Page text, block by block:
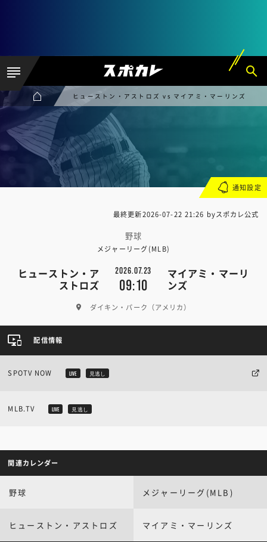
ヒューストン・アストロズ vs マイアミ・マーリンズ
最終更新2026-07-22 21:26 byスポカレ公式
野球
メジャーリーグ(MLB)
ヒューストン・ア
ストロズ
2026.07.23
09:10
マイアミ・マーリ
ンズ
ダイキン・パーク（アメリカ）
通知設定
配信情報
SPOTV NOW LIVE 見逃し
MLB.TV LIVE 見逃し
関連カレンダー
野球 メジャーリーグ(MLB)
ヒューストン・アストロズ マイアミ・マーリンズ